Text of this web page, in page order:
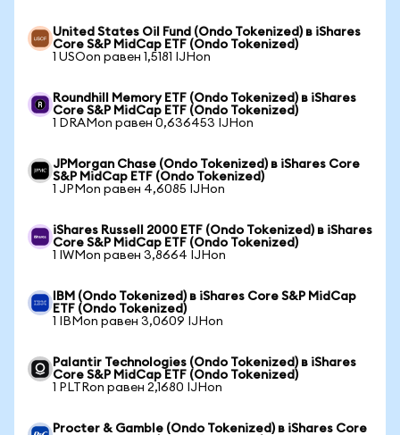
United States Oil Fund (Ondo Tokenized) в iShares
Core S&P MidCap ETF (Ondo Tokenized)
1 USOon равен 1,5181 IJHon
Roundhill Memory ETF (Ondo Tokenized) в iShares
Core S&P MidCap ETF (Ondo Tokenized)
1 DRAMon равен 0,636453 IJHon
JPMorgan Chase (Ondo Tokenized) в iShares Core
S&P MidCap ETF (Ondo Tokenized)
1 JPMon равен 4,6085 IJHon
iShares Russell 2000 ETF (Ondo Tokenized) в iShares
Core S&P MidCap ETF (Ondo Tokenized)
1 IWMon равен 3,8664 IJHon
IBM (Ondo Tokenized) в iShares Core S&P MidCap
ETF (Ondo Tokenized)
1 IBMon равен 3,0609 IJHon
Palantir Technologies (Ondo Tokenized) в iShares
Core S&P MidCap ETF (Ondo Tokenized)
1 PLTRon равен 2,1680 IJHon
Procter & Gamble (Ondo Tokenized) в iShares Core